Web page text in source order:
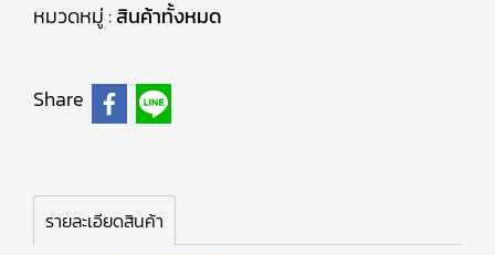
หมวดหมู่ :สินค้าทั้งหมด
Share
รายละเอียดสินค้า